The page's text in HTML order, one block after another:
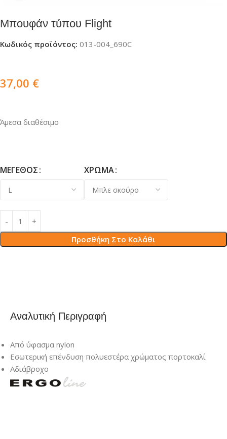
Μπουφάν τύπου Flight
Κωδικός προϊόντος: 013-004_690C
37,00 €
Άμεσα διαθέσιμο
ΜΈΓΕΘΟΣ ΧΡΏΜΑ
Προσθήκη Στο Καλάθι
Αναλυτική Περιγραφή
Από ύφασμα nylon
Εσωτερική επένδυση πολυεστέρα χρώματος πορτοκαλί
Αδιάβροχο